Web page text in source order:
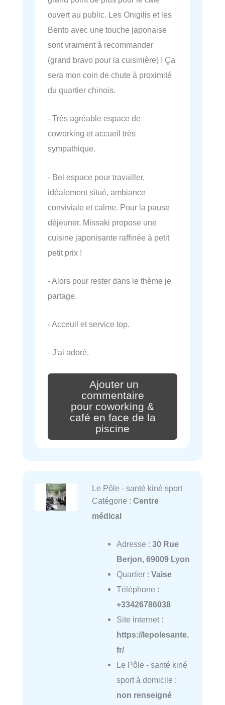
ouvert au public. Les Onigilis et les
Bento avec une touche japonaise
sont vraiment à recommander
(grand bravo pour la cuisinière) ! Ça
sera mon coin de chute à proximité
du quartier chinois.
- Très agréable espace de
coworking et accueil très
sympathique.
- Bel espace pour travailler,
idéalement situé, ambiance
conviviale et calme. Pour la pause
déjeuner, Missaki propose une
cuisine japonisante raffinée à petit
petit prix !
- Alors pour rester dans le thème je
partage.
- Acceuil et service top.
- J'ai adoré.
Ajouter un
commentaire
pour coworking &
café en face de la
piscine
Le Pôle - santé kiné sport
Catégorie : Centre
médical
Adresse : 30 Rue
Berjon, 69009 Lyon
Quartier : Vaise
Téléphone :
+33426786038
Site internet :
https://lepolesante.
fr/
Le Pôle - santé kiné
sport à domicile :
non renseigné